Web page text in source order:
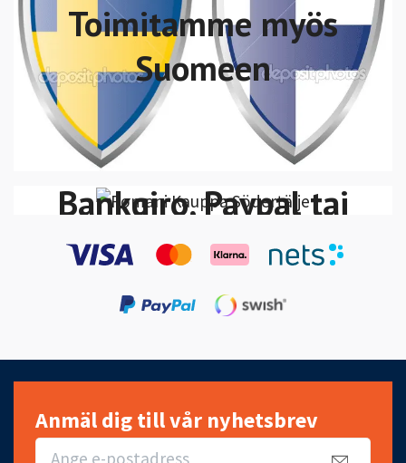
Toimitamme myös
Suomeen
Voit maksaa Swish,
VISA/MasterCard
Bankgiro, Paypal tai
Klarna Lasku-Maksa
30 päivän kuluessa
Anmäl dig till vår nyhetsbrev